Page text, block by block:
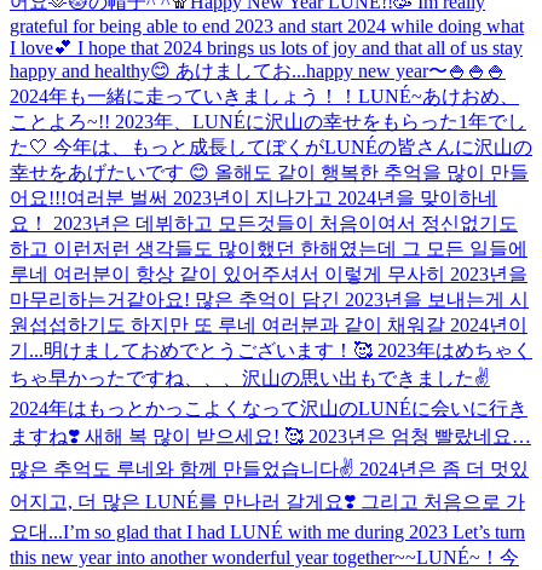
grateful for being able to end 2023 and start 2024 while doing what
I love💕 I hope that 2024 brings us lots of joy and that all of us stay
happy and healthy😊 あけましてお...happy new year〜🍚🍚🍚
2024年も一緒に走っていきましょう！！ LUNÉ~あけおめ、
ことよろ~!! 2023年、LUNÉに沢山の幸せをもらった1年でし
た🤍 今年は、もっと成長してぼくがLUNÉの皆さんに沢山の
幸せをあげたいです 😊 올해도 같이 행복한 추억을 많이 만들
어요!!!여러분 벌써 2023년이 지나가고 2024년을 맞이하네
요！ 2023년은 데뷔하고 모든것들이 처음이여서 정신없기도
하고 이런저런 생각들도 많이했던 한해였는데 그 모든 일들에
루네 여러분이 항상 같이 있어주셔서 이렇게 무사히 2023년을
마무리하는거같아요! 많은 추억이 담긴 2023년을 보내는게 시
원섭섭하기도 하지만 또 루네 여러분과 같이 채워갈 2024년이
기...明けましておめでとうございます！🥰 2023年はめちゃく
ちゃ早かったですね、、、沢山の思い出もできました✌️
2024年はもっとかっこよくなって沢山のLUNÉに会いに行き
ますね❣️ 새해 복 많이 받으세요! 🥰 2023년은 엄청 빨랐네요…
많은 추억도 루네와 함께 만들었습니다✌️ 2024년은 좀 더 멋있
어지고, 더 많은 LUNÉ를 만나러 갈게요❣️ 그리고 처음으로 가
요대...I’m so glad that I had LUNÉ with me during 2023 Let’s turn
this new year into another wonderful year together~~LUNÉ~！今